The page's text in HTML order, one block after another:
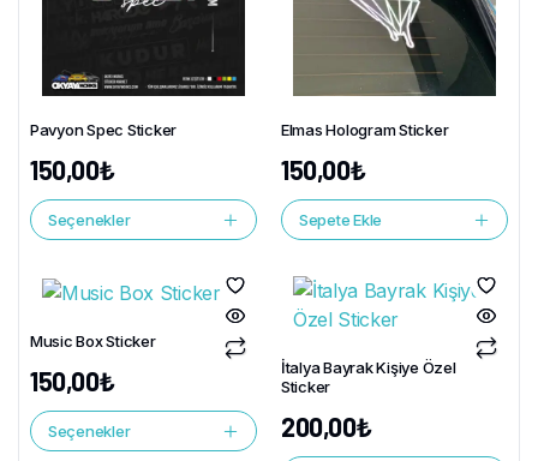
Pavyon Spec Sticker
150,00₺
Seçenekler
Elmas Hologram Sticker
150,00₺
Sepete Ekle
Music Box Sticker
150,00₺
Seçenekler
İtalya Bayrak Kişiye Özel
Sticker
200,00₺